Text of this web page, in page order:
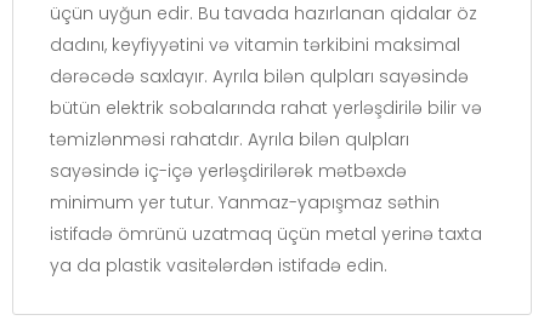
üçün uyğun edir. Bu tavada hazırlanan qidalar öz
dadını, keyfiyyətini və vitamin tərkibini maksimal
dərəcədə saxlayır. Ayrıla bilən qulpları sayəsində
bütün elektrik sobalarında rahat yerləşdirilə bilir və
təmizlənməsi rahatdır. Ayrıla bilən qulpları
sayəsində iç-içə yerləşdirilərək mətbəxdə
minimum yer tutur. Yanmaz-yapışmaz səthin
istifadə ömrünü uzatmaq üçün metal yerinə taxta
ya da plastik vasitələrdən istifadə edin.